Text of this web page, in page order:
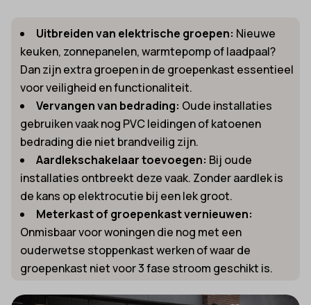
Uitbreiden van elektrische groepen: Nieuwe
keuken, zonnepanelen, warmtepomp of laadpaal?
Dan zijn extra groepen in de groepenkast essentieel
voor veiligheid en functionaliteit.
Vervangen van bedrading: Oude installaties
gebruiken vaak nog PVC leidingen of katoenen
bedrading die niet brandveilig zijn.
Aardlekschakelaar toevoegen: Bij oude
installaties ontbreekt deze vaak. Zonder aardlek is
de kans op elektrocutie bij een lek groot.
Meterkast of groepenkast vernieuwen:
Onmisbaar voor woningen die nog met een
ouderwetse stoppenkast werken of waar de
groepenkast niet voor 3 fase stroom geschikt is.